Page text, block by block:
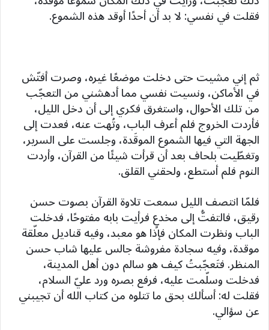
فقلت في نفسي: لا بد أن أحدًا أوقد هذه الشموع.
ثم إني مشيت حتى دخلت موضعًا غيره، وصرت أفتّش
في الأماكن، ونسيت نفسي مما أدهشني من التعجّب
من تلك الأحوال، واستغرق فكري إلى أن دخل الليل،
فأردت الخروج فلم أعرف الباب، وتُهت عنه، فعدت إلى
الجهة التي فيها الشموع الموقَدة، وجلست على السرير،
وتغطّيت بلحاف بعد أن قرأت شيئًا من القرآن، وأردت
النوم فلم أستطع، ولحقني القلق.
فلمّا انتصف الليل سمعت تلاوة القرآن بصوت حسن
رقيق، فالتفتُّ إلى مخدعٍ فرأيت بابه مفتوحًا، فدخلت
الباب ونظرت المكان فإذا هو معبد، وفيه قناديل معلّقة
موقدة، وفيه سجادة مفروشة جالس عليها شاب حسن
المنظر. فتَعجّبتُ كيف هو سالم دون أهل المدينة،
فدخلت وسلّمت عليه، فرفع بصره ورد عليّ السلام،
فقلت له: أسألك بحق ما تتلوه من كتاب الله أن تجيبني
عن سؤالي.